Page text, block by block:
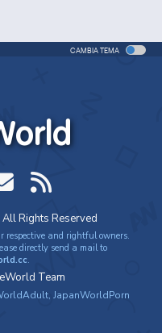
detective Cappello di
jou no Mecha Kyohei
jou no Mecha Kyohei
CAMBIA TEMA
Rights Reserved
respective and rightful owners.
directly send a mail to
.
Team
, JapanWorldPorn